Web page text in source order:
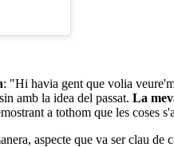
: "Hi havia gent que volia
amb la idea del passat. La
a tothom que les coses
aspecte que va ser clau de